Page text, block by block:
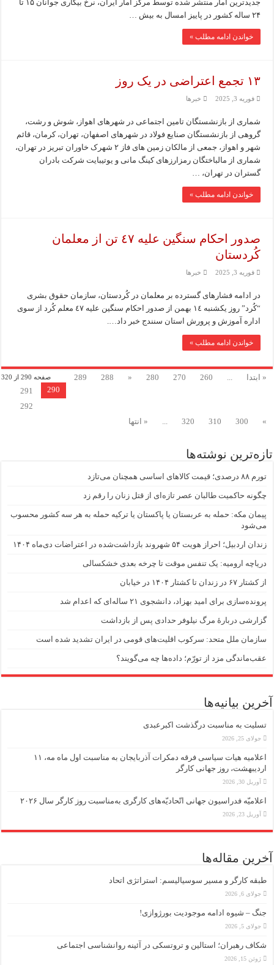
جدیدترین آمار منتشر شده توسط مرکز آمار ایران، نرخ بیکاری جوانان ۱۵ تا
۲۴ ساله کشور در پاییز امسال به بیش …
خواندن ادامه مطلب »
۱۳ تجمع اعتراضی در یک روز
فوریه 3, 2025 خبرها
شماری از بازنشستگان تامین اجتماعی در شهرهای اهواز، شوش و رشت،
گروهی از بازنشستگان صنایع فولاد در شهرهای اصفهان، تهران، کرمان، قائم
شهر و اهواز، جمعی از مالکان زمین های فاز ۲ شهرک خاوران تبریز در تهران،
شماری از مالباختگان رمزارزهای کینگ‌ مانی و یوتیبایت شرکت بادران
گستران در تهران، …
خواندن ادامه مطلب »
صدور احکام سنگین علیه ٤٧ تن از معلمان
کُردستان
فوریه 3, 2025 خبرها
در ادامه فشارهای گسترده بر معلمان در کُردستان، سازمان حقوق بشری
“کُرد” روز یکشنبه ١٤ بهمن از صدور احکام سنگین علیه ٤٧ معلم کُرد از سوی
اداره آموزش و پرورش استان سنندج خبر داد….
خواندن ادامه مطلب »
صفحه 290 از 320 « ابتدا ...
260
270
280
«
288
289
290
291
292
»
300
310
320
... « انتها
تازه‌ترین نوشته‌ها
تورم ۸۸ درصدی؛ قیمت کالاهای اساسی همچنان می‌تازد
چگونه حاکمیت طالبان عصر تازه‌ای از قتل زنان را رقم زد
پیمان مکه: حمله به عربستان یا پاکستان یا ترکیه حمله به هر سه کشور محسوب
می‌شود
زندان اردبیل؛ احراز هویت ۵۴ شهروند بازداشت‌شده در اعتراضات دی‌ماه ۱۴۰۴
دریاچه ارومیه: یک تنفس موقت تا چرخه بعدی خشکسالی
از کشتار ۶۷ در زندان تا کشتار ۱۴۰۴ در خیابان
پرونده‌سازی برای امید بهزاد، دانشجوی ۲۱ ساله‌ای که اعدام شد
گزارشی دربارهٔ مرگ نیلوفر حدادی پس از بازداشت
سازمان ملل متحد: سرکوب اقلیت‌های قومی در ایران تشدید شده است
عقب‌ماندگی مزد از تورّم؛ داده‌ها چه می‌گویند؟
آخرین بیانیه‌ها
تسلیت به مناسبت درگذشت اکبرعبدی
جولای 25, 2026
اعلامیه هیات سیاسی فرقه دمکرات آذربایجان به مناسبت اول ماه مه، ۱۱
اردیبهشت، روز جهانی کارگر
آوریل 30, 2026
اعلامیّه فدراسیون جهانی اتّحادیّه‌های کارگری به‌مناسبت روز کارگر سال ۲۰۲۶
آوریل 23, 2026
آخرین مقاله‌ها
طبقه کارگر و مسیر سوسیالیسم: استراتژی اتحاد
جولای 6, 2026
جنگ – شیوه ادامه موجودیت بورژوازی!
جولای 5, 2026
شکاف رهبران؛ استالین و تروتسکی در آئینه روانشناسی اجتماعی
ژوئن 15, 2026